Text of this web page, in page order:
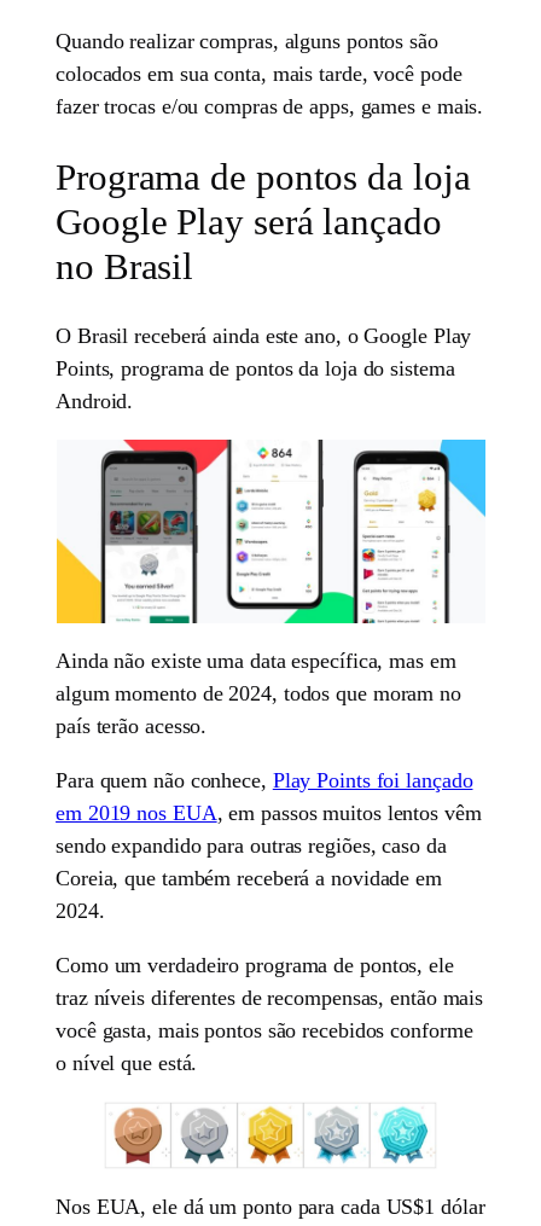
Quando realizar compras, alguns pontos são
colocados em sua conta, mais tarde, você pode
fazer trocas e/ou compras de apps, games e mais.
Programa de pontos da loja
Google Play será lançado
no Brasil
O Brasil receberá ainda este ano, o Google Play
Points, programa de pontos da loja do sistema
Android.
Ainda não existe uma data específica, mas em
algum momento de 2024, todos que moram no
país terão acesso.
Para quem não conhece, Play Points foi lançado
em 2019 nos EUA, em passos muitos lentos vêm
sendo expandido para outras regiões, caso da
Coreia, que também receberá a novidade em
2024.
Como um verdadeiro programa de pontos, ele
traz níveis diferentes de recompensas, então mais
você gasta, mais pontos são recebidos conforme
o nível que está.
Nos EUA, ele dá um ponto para cada US$1 dólar